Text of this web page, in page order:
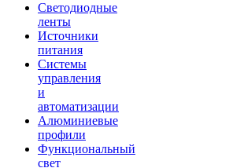
Светодиодные
ленты
Источники
питания
Системы
управления
и
автоматизации
Алюминиевые
профили
Функциональный
свет